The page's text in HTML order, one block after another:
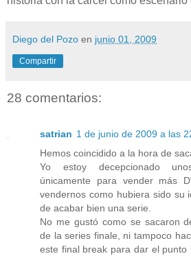
Diego del Pozo en junio 01, 2009
Compartir
28 comentarios:
satrian 1 de junio de 2009 a las
Hemos coincidido a la hora de
Yo estoy decepcionado
únicamente para vender más
vendernos como hubiera sido su
de acabar bien una serie.
No me gustó como se sacaron
de la series finale, ni tampoco
este final break para dar el punto